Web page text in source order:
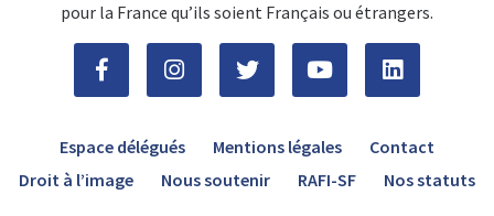
pour la France qu’ils soient Français ou étrangers.
Espace délégués Mentions légales
Contact
Droit à l’image
Nous soutenir RAFI-SF Nos statuts